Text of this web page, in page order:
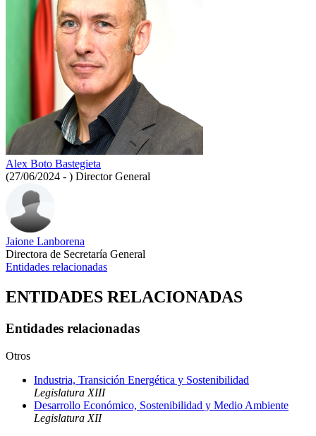
Alex Boto Bastegieta
(27/06/2024 - ) Director General
Jaione Lanborena
Directora de Secretaría General
Entidades relacionadas
ENTIDADES RELACIONADAS
Entidades relacionadas
Otros
Industria, Transición Energética y Sostenibilidad
Legislatura XIII
Desarrollo Económico, Sostenibilidad y Medio Ambiente
Legislatura XII